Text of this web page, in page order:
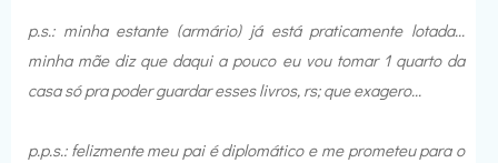
p.s.: minha estante (armário) já está praticamente lotada...
minha mãe diz que daqui a pouco eu vou tomar 1 quarto da
casa só pra poder guardar esses livros, rs; que exagero...
p.p.s.: felizmente meu pai é diplomático e me prometeu para o